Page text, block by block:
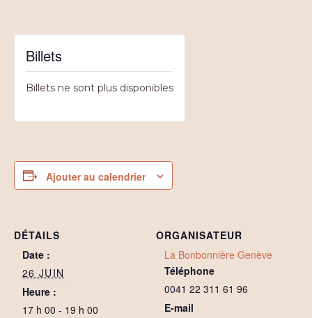
Billets
Billets ne sont plus disponibles
Ajouter au calendrier
DÉTAILS
Date :
26 JUIN
Heure :
17 h 00 - 19 h 00
ORGANISATEUR
La Bonbonnière Genève
Téléphone
0041 22 311 61 96
E-mail